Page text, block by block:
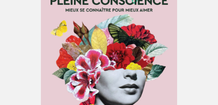
Espace enseignant·e·s
Espace pro